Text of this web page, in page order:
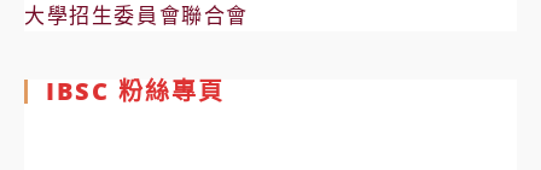
大學招生委員會聯合會
IBSC 粉絲專頁